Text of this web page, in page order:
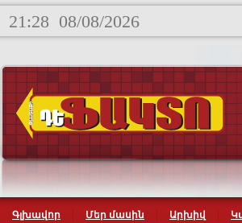
21:28 08/08/2026
Գլխավոր Մեր մասին Արխիվ